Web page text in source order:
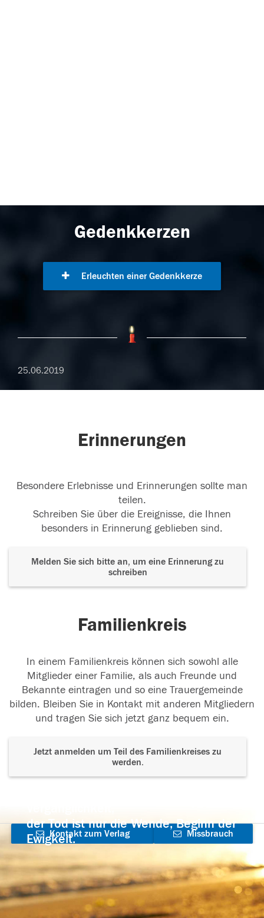
Gedenkkerzen
Erleuchten einer Gedenkkerze
25.06.2019
Erinnerungen
Besondere Erlebnisse und Erinnerungen sollte man
teilen.
Schreiben Sie über die Ereignisse, die Ihnen
besonders in Erinnerung geblieben sind.
Melden Sie sich bitte an, um eine Erinnerung zu
schreiben
Familienkreis
In einem Familienkreis können sich sowohl alle
Mitglieder einer Familie, als auch Freunde und
Bekannte eintragen und so eine Trauergemeinde
bilden. Bleiben Sie in Kontakt mit anderen Mitgliedern
und tragen Sie sich jetzt ganz bequem ein.
Jetzt anmelden um Teil des Familienkreises zu
werden.
der Tod ist nur die Wende, Beginn der
Ewigkeit.
Kontakt zum Verlag
aufnehmen
Missbrauch